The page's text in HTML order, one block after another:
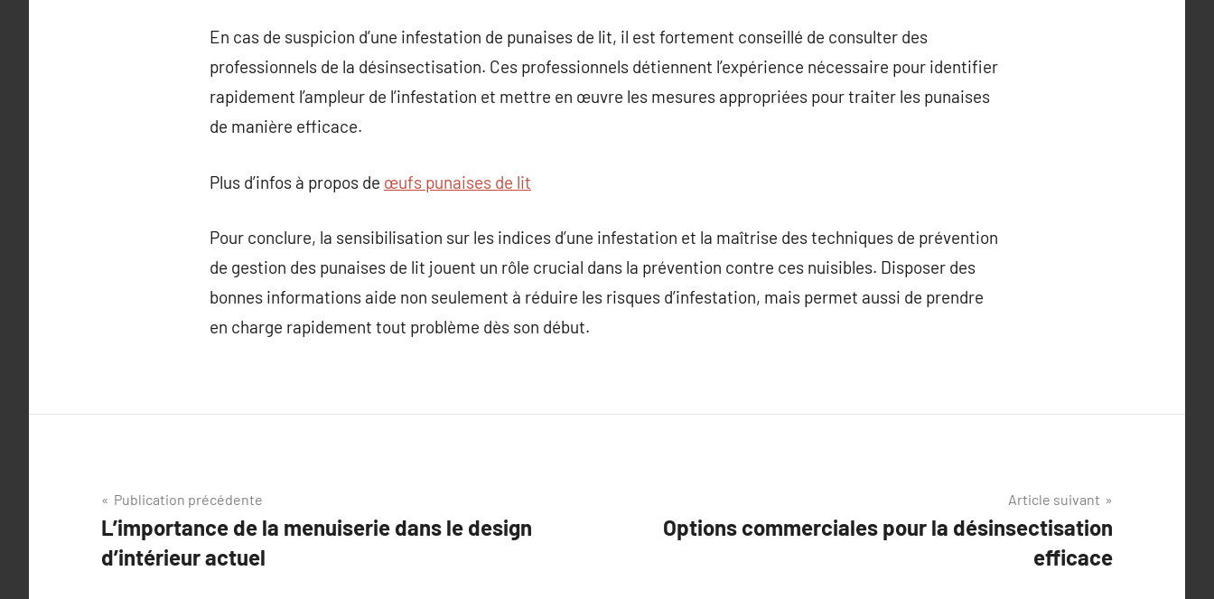
En cas de suspicion d’une infestation de punaises de lit, il est fortement conseillé de consulter des
professionnels de la désinsectisation. Ces professionnels détiennent l’expérience nécessaire pour identifier
rapidement l’ampleur de l’infestation et mettre en œuvre les mesures appropriées pour traiter les punaises
de manière efficace.
Plus d’infos à propos de œufs punaises de lit
Pour conclure, la sensibilisation sur les indices d’une infestation et la maîtrise des techniques de prévention
de gestion des punaises de lit jouent un rôle crucial dans la prévention contre ces nuisibles. Disposer des
bonnes informations aide non seulement à réduire les risques d’infestation, mais permet aussi de prendre
en charge rapidement tout problème dès son début.
Navigation
de
l’article
Publication précédente
L’importance de la menuiserie dans le design
d’intérieur actuel
Article suivant
Options commerciales pour la désinsectisation
efficace